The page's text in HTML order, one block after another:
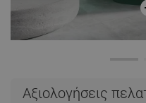
Αξιολογήσεις